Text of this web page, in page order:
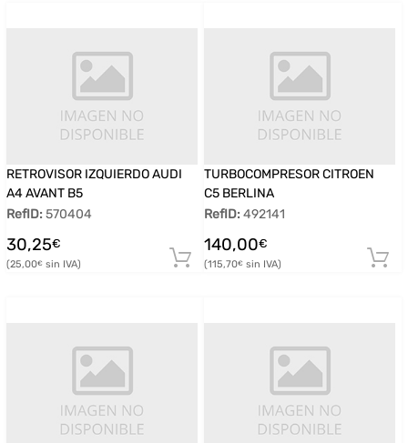
RETROVISOR IZQUIERDO AUDI
A4 AVANT B5
RefID: 570404
30,25€
25,00€
TURBOCOMPRESOR CITROEN
C5 BERLINA
RefID: 492141
140,00€
115,70€